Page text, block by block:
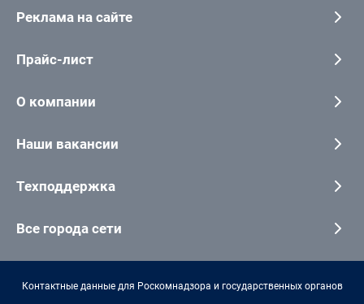
Реклама на сайте
Прайс-лист
О компании
Наши вакансии
Техподдержка
Все города сети
Контактные данные для Роскомнадзора и государственных органов